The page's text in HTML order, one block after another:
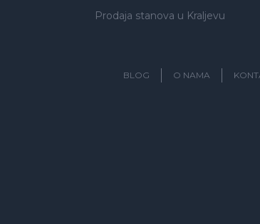
Prodaja stanova u Kraljevu
BLOG O NAMA